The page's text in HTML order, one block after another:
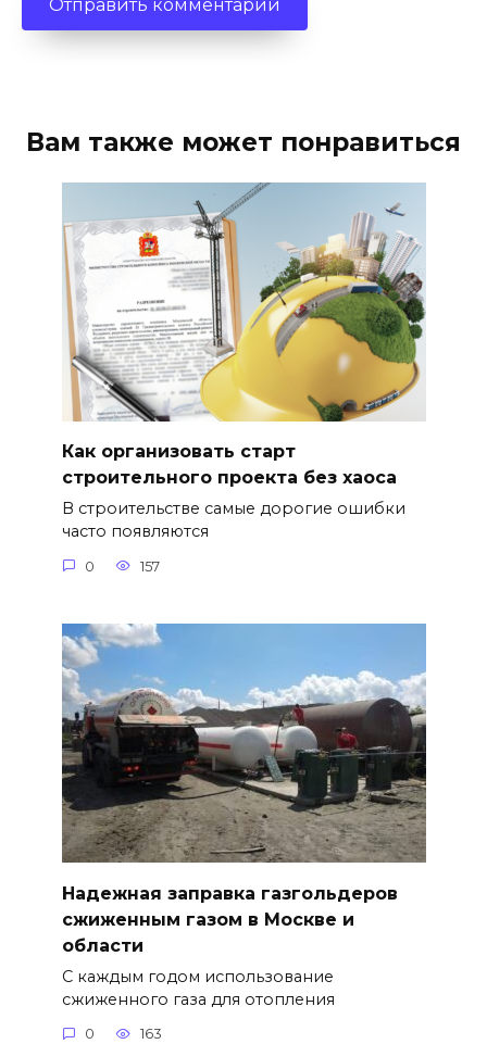
Вам также может понравиться
Как организовать старт
строительного проекта без хаоса
В строительстве самые дорогие ошибки
часто появляются
0 157
Надежная заправка газгольдеров
сжиженным газом в Москве и
области
С каждым годом использование
сжиженного газа для отопления
0 163